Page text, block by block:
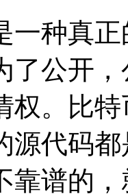
一种真
了公开
权。比
源代码
靠谱的